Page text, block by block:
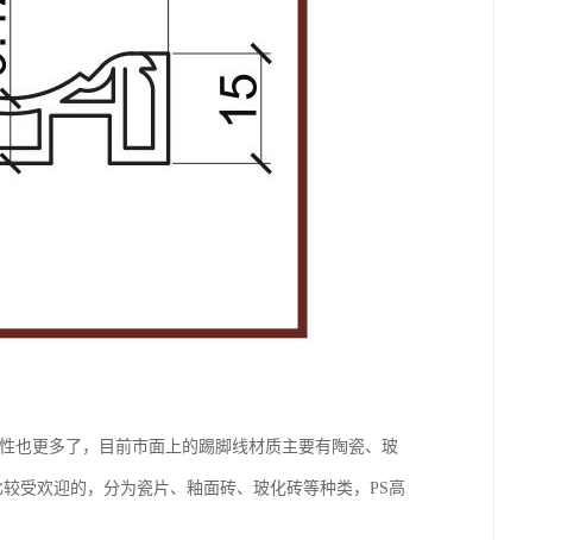
也更多了，目前市面上的踢脚线材质主要有陶瓷、玻
受欢迎的，分为瓷片、釉面砖、玻化砖等种类，PS高